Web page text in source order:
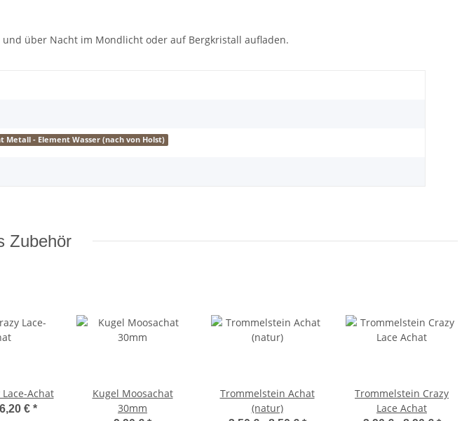
über Nacht im Mondlicht oder auf Bergkristall aufladen.
Metall - Element Wasser (nach von Holst)
Zubehör
Achat
6,20 € *
Kugel Moosachat
30mm
Trommelstein Achat
(natur)
Trommelstein Crazy
Lace Achat